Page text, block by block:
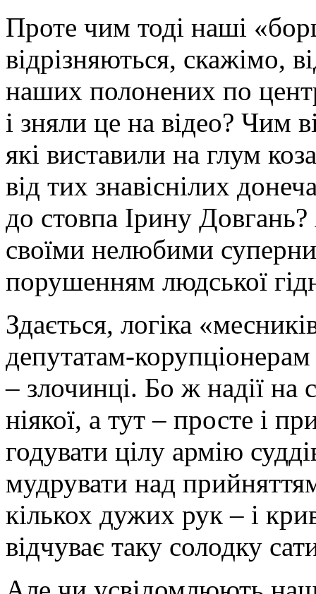
Проте чим тоді наші
відрізняються, скажімо,
наших полонених по
і зняли це на відео? Чим
які виставили на глум
від тих знавіснілих
до стовпа Ірину
своїми нелюбими
порушенням людської
Здається, логіка
депутатам-
– злочинці. Бо ж надії на
ніякої, а тут – просте і
годувати цілу армію
мудрувати над
кількох дужих рук – і
відчуває таку солодку